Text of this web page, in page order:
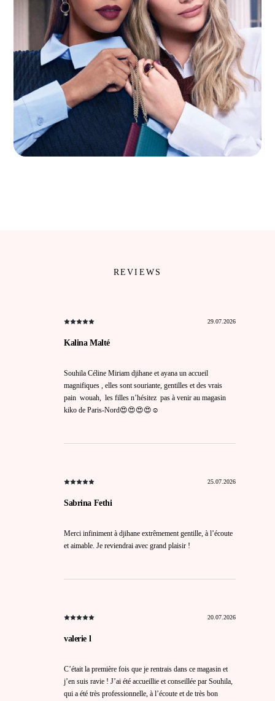
REVIEWS
29.07.2026
Kalina Malté
Souhila Céline Miriam djihane et ayana un accueil
magnifiques , elles sont souriante, gentilles et des vrais
pain wouah, les filles n’hésitez pas à venir au magasin
kiko de Paris-Nord😍😍😍😍☺️
25.07.2026
Sabrina Fethi
Merci infiniment à djihane extrêmement gentille, à l’écoute
et aimable. Je reviendrai avec grand plaisir !
20.07.2026
valerie l
C’était la première fois que je rentrais dans ce magasin et
j’en suis ravie ! J’ai été accueillie et conseillée par Souhila,
qui a été très professionnelle, à l’écoute et de très bon